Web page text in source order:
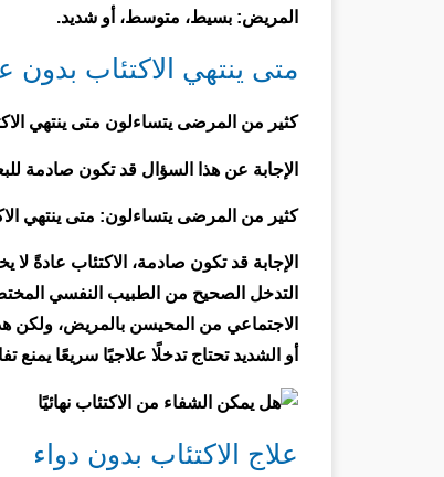
المريض: بسيط، متوسط، أو شديد.
متى ينتهي الاكتئاب بدون
كثير من المرضى يتساءلون متى ينتهي
الإجابة عن هذا السؤال قد تكون صادمة
كثير من المرضى يتساءلون: متى ينتهي
الإجابة قد تكون صادمة، الاكتئاب عادةً
التدخل الصحيح من الطبيب النفسي
الاجتماعي من المحيسن بالمريض، ولكن
أو الشديد تحتاج تدخلًا علاجيًا سريعًا يمنع
علاج الاكتئاب بدون دواء